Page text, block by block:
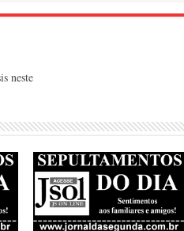
neste